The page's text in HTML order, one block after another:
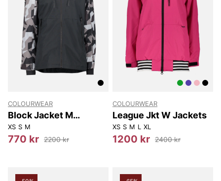
COLOURWEAR
Block Jacket M
Jackets
XS S M
770 kr 2200 kr
COLOURWEAR
League Jkt W Jackets
XS S M L XL
1200 kr 2400 kr